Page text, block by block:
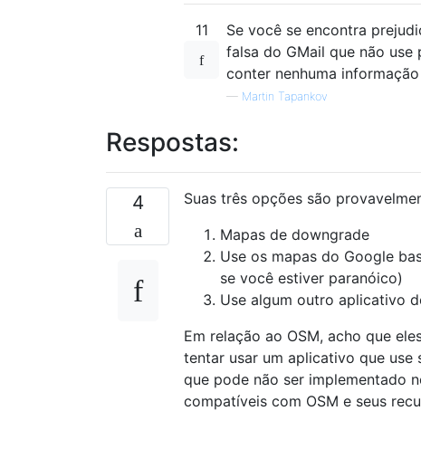
11
Se você se encontra
falsa do GMail que não use
conter nenhuma
— Martin Tapankov
Respostas:
4
Suas três opções são
Mapas de downgrade
Use os mapas do Google
se você estiver paranóico)
Use algum outro aplicativo
Em relação ao OSM, acho que
tentar usar um aplicativo que use
que pode não ser implementado
compatíveis com OSM e seus